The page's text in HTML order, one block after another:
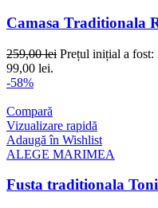
Camasa Traditionala
259,00lei Prețul inițial a fost:
99,00 lei.
-58%
Compară
Vizualizare rapidă
Adaugă în Wishlist
ALEGE MARIMEA
Fusta traditionala